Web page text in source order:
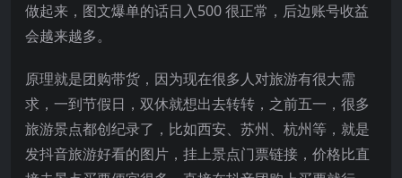
做起来，图文爆单的话日入500 很正常，后边账号收益
会越来越多。
原理就是团购带货，因为现在很多人对旅游有很大需
求，一到节假日，双休就想出去转转，之前五一，很多
旅游景点都创纪录了，比如西安、苏州、杭州等，就是
发抖音旅游好看的图片，挂上景点门票链接，价格比直